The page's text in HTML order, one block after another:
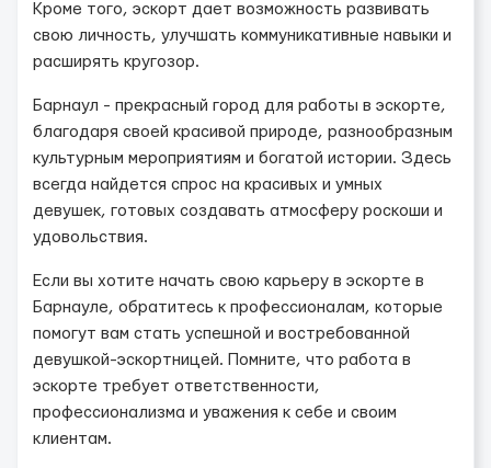
Кроме того, эскорт дает возможность развивать
свою личность, улучшать коммуникативные навыки и
расширять кругозор.
Барнаул - прекрасный город для работы в эскорте,
благодаря своей красивой природе, разнообразным
культурным мероприятиям и богатой истории. Здесь
всегда найдется спрос на красивых и умных
девушек, готовых создавать атмосферу роскоши и
удовольствия.
Если вы хотите начать свою карьеру в эскорте в
Барнауле, обратитесь к профессионалам, которые
помогут вам стать успешной и востребованной
девушкой-эскортницей. Помните, что работа в
эскорте требует ответственности,
профессионализма и уважения к себе и своим
клиентам.